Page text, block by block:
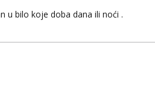
u bilo koje doba dana ili noći .